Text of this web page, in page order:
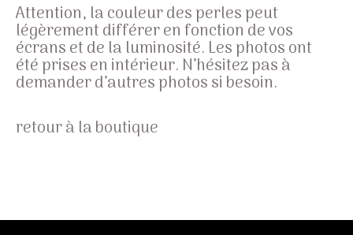
Attention, la couleur des perles peut
légèrement différer en fonction de vos
écrans et de la luminosité. Les photos ont
été prises en intérieur. N’hésitez pas à
demander d’autres photos si besoin.
retour à la boutique